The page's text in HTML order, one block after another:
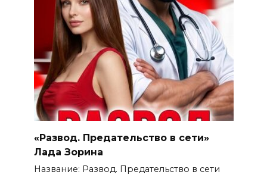
«Развод. Предательство в сети»
Лада Зорина
Название: Развод. Предательство в сети